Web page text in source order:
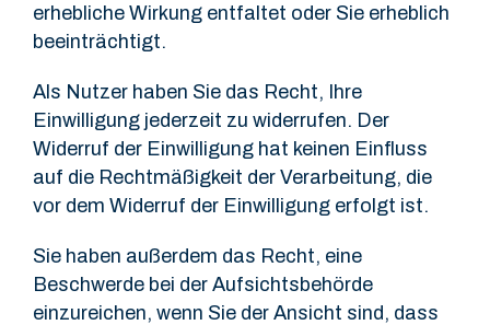
erhebliche Wirkung entfaltet oder Sie erheblich
beeinträchtigt.
Als Nutzer haben Sie das Recht, Ihre
Einwilligung jederzeit zu widerrufen. Der
Widerruf der Einwilligung hat keinen Einfluss
auf die Rechtmäßigkeit der Verarbeitung, die
vor dem Widerruf der Einwilligung erfolgt ist.
Sie haben außerdem das Recht, eine
Beschwerde bei der Aufsichtsbehörde
einzureichen, wenn Sie der Ansicht sind, dass